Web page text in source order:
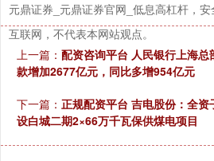
元鼎证券_元鼎证券官网_低息高杠杆，
互联网，不代表本网站观点。
上一篇： 配资咨询平台 人民银行上海
款增加2677亿元，同比多增954亿元
下一篇： 正规配资平台 吉电股份：全
设白城二期2×66万千瓦保供煤电项目